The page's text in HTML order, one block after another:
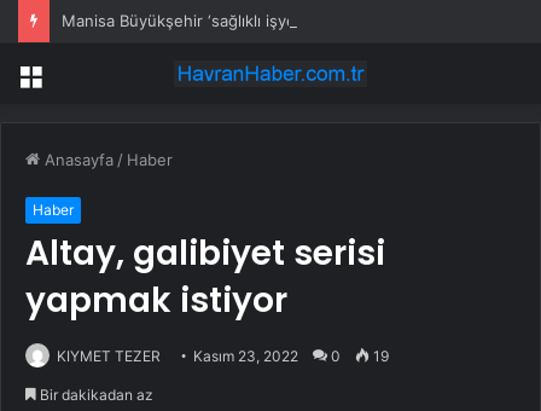
Manisa Büyükşehir ‘sağlıklı işyeri’ sertifikasına kavuştu
Menü
Anasayfa / Haber
Haber
Altay, galibiyet serisi
yapmak istiyor
KIYMET TEZER Kasım 23, 2022 0 19
Bir dakikadan az